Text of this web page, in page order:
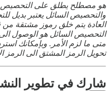
هو مصطلح يطلق على التحصيص
والتحصيص السائل يعتبر بديل
العادة يتم خلق رموز مشتقة
التحصيص السائل هو الوصول
متى ما لزم الأمر. وبإمكانك
تحويل الرمز المشتق الى الرمز
شارك في تطوير